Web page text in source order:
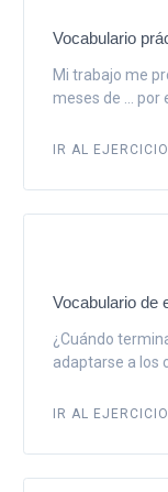
Vocabulario
Mi trabajo me
meses de ... por
IR AL EJERCICIO
Vocabulario de
¿Cuándo
adaptarse a los
IR AL EJERCICIO